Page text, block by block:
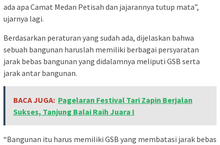
ada apa Camat Medan Petisah dan jajarannya tutup mata”,
ujarnya lagi.
Berdasarkan peraturan yang sudah ada, dijelaskan bahwa
sebuah bangunan haruslah memiliki berbagai persyaratan
jarak bebas bangunan yang didalamnya meliputi GSB serta
jarak antar bangunan.
BACA JUGA: Pagelaran Festival Tari Zapin Berjalan
Sukses, Tanjung Balai Raih Juara I
“Bangunan itu harus memiliki GSB yang membatasi jarak bebas